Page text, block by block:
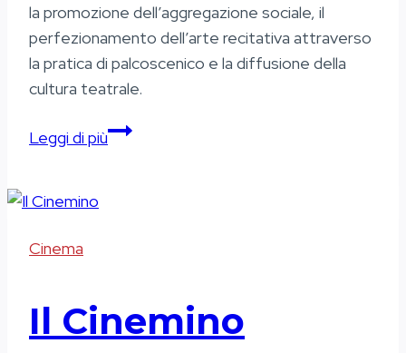
la promozione dell’aggregazione sociale, il
perfezionamento dell’arte recitativa attraverso
la pratica di palcoscenico e la diffusione della
cultura teatrale.
Leggi di piùTeatro
Cinema
Il Cinemino